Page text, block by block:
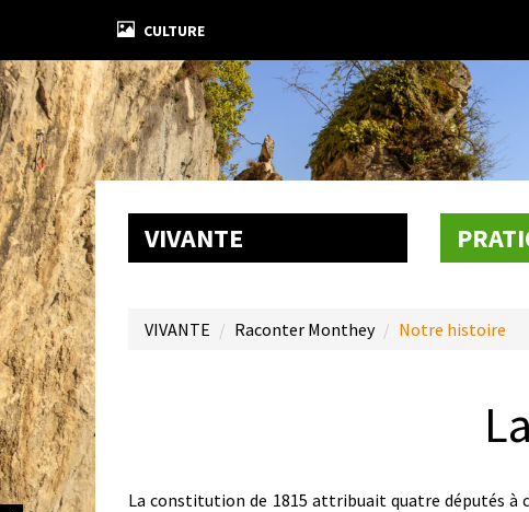
CULTURE
VIVANTE
VIVANTE Raconter Monthey Notre histoire
La constitution de 1815 attribuait quatre députés à